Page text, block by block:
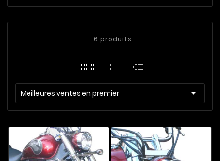
6 produits
Meilleures ventes en premier 